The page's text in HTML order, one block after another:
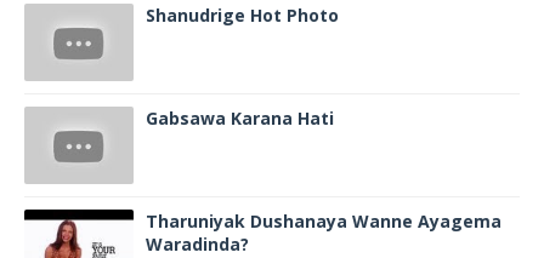
Shanudrige Hot Photo
Gabsawa Karana Hati
Tharuniyak Dushanaya Wanne Ayagema
Waradinda?